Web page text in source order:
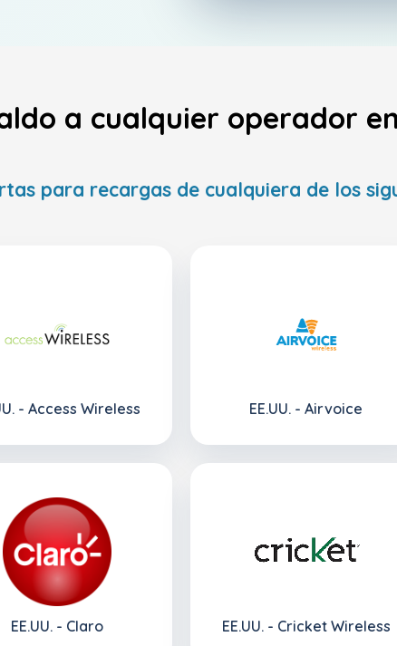
a cualquier operador
para recargas de cualquiera de los
- Access Wireless EE.UU. - Airvoice
EE.UU. - Claro EE.UU. - Cricket Wireless